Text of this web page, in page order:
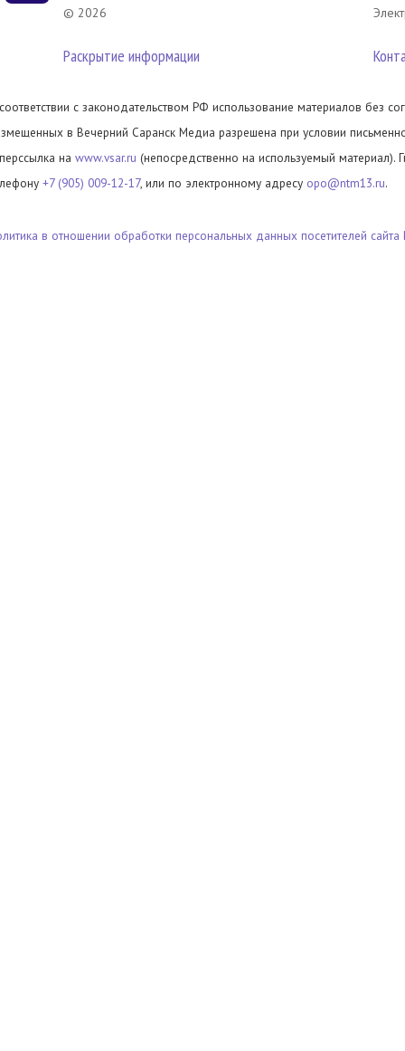
© 2026
Раскрытие информации
с законодательством РФ использование материалов без
в Вечерний Саранск Медиа разрешена при условии
на www.vsar.ru (непосредственно на используемый материал).
+7 (905) 009-12-17, или по электронному адресу opo@ntm13.ru.
в отношении обработки персональных данных посетителей